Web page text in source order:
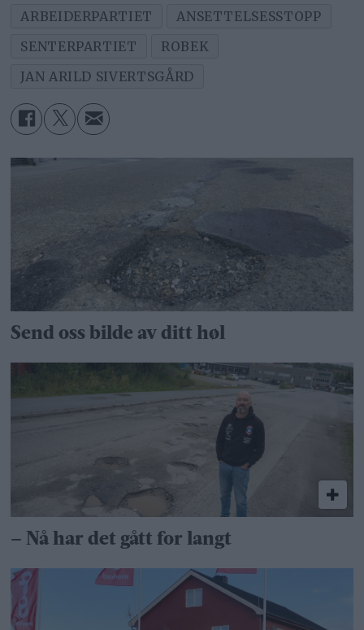
ARBEIDERPARTIET
ANSETTELSESSTOPP
SENTERPARTIET
ROBEK
JAN ARILD SIVERTSGÅRD
Send oss bilde av ditt høl
– Nå har det gått for langt